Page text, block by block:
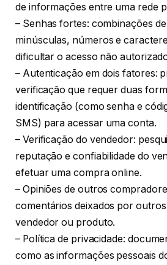
de informações entre uma rede
– Senhas fortes: combinações
minúsculas, números e
dificultar o acesso não
– Autenticação em dois fatores:
verificação que requer duas
identificação (como senha e
SMS) para acessar uma conta.
– Verificação do vendedor:
reputação e confiabilidade do
efetuar uma compra online.
– Opiniões de outros
comentários deixados por
vendedor ou produto.
– Política de privacidade:
como as informações pessoais